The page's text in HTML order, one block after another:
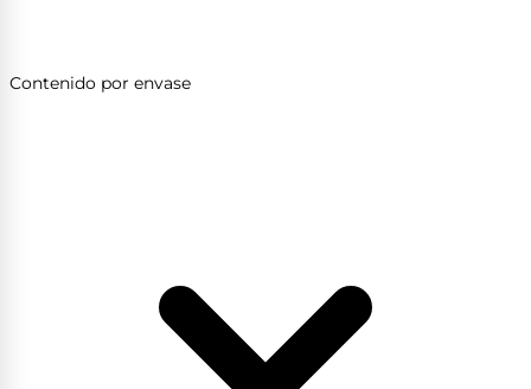
Contenido por envase